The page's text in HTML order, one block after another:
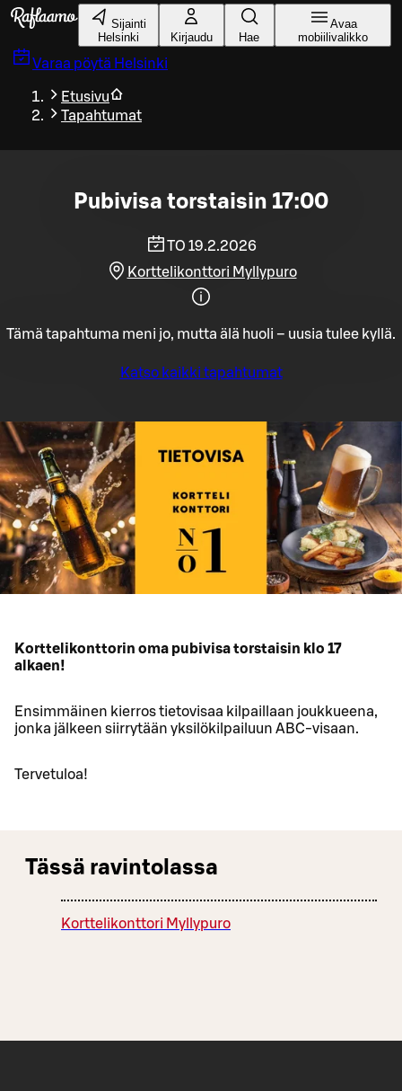
Siirry pääsisältöön
Sijainti
Helsinki
Kirjaudu Hae
Avaa
mobiilivalikko
Varaa pöytä Helsinki
Etusivu
Tapahtumat
Pubivisa torstaisin 17:00
TO 19.2.2026
Korttelikonttori Myllypuro
Tämä tapahtuma meni jo, mutta älä huoli – uusia tulee kyllä.
Katso kaikki tapahtumat
Korttelikonttorin oma pubivisa torstaisin klo 17
alkaen!
Ensimmäinen kierros tietovisaa kilpaillaan joukkueena,
jonka jälkeen siirrytään yksilökilpailuun ABC-visaan.
Tervetuloa!
Tässä ravintolassa
Korttelikonttori Myllypuro